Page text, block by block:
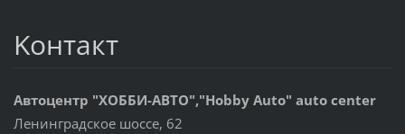
Koнтакт
Автоцентр "ХОББИ-АВТО","Hobby Auto" auto center
Ленинградское шоссе, 62